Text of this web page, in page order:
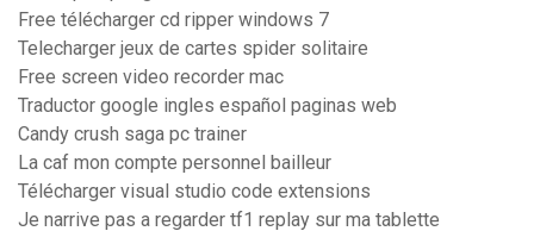
Free télécharger cd ripper windows 7
Telecharger jeux de cartes spider solitaire
Free screen video recorder mac
Traductor google ingles español paginas web
Candy crush saga pc trainer
La caf mon compte personnel bailleur
Télécharger visual studio code extensions
Je narrive pas a regarder tf1 replay sur ma tablette